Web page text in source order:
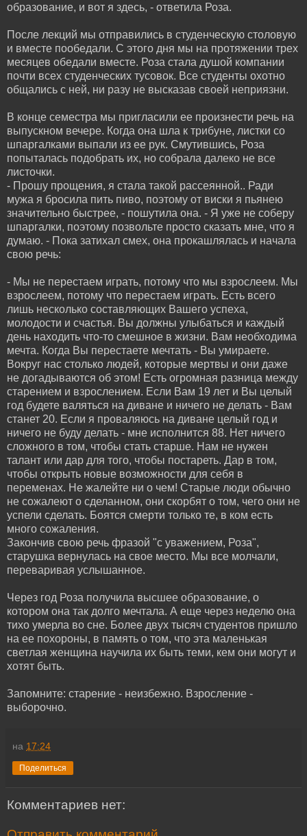
образование, и вот я здесь, - ответила Роза.
После лекций мы отправились в студенческую столовую
и вместе пообедали. С этого дня мы на протяжении трех
месяцев обедали вместе. Роза стала душой компании
почти всех студенческих тусовок. Все студенты охотно
общались с ней, ни разу не высказав своей неприязни.
В конце семестра мы пригласили ее произнести речь на
выпускном вечере. Когда она шла к трибуне, листки со
шпаргалками выпали из ее рук. Смутившись, Роза
попыталась подобрать их, но собрала далеко не все
листочки.
- Прошу прощения, я стала такой рассеянной.. Ради
мужа я бросила пить пиво, поэтому от виски я пьянею
значительно быстрее, - пошутила она. - Я уже не соберу
шпаргалки, поэтому позвольте просто сказать мне, что я
думаю. - Пока затихал смех, она прокашлялась и начала
свою речь:
- Мы не перестаем играть, потому что мы взрослеем. Мы
взрослеем, потому что перестаем играть. Есть всего
лишь несколько составляющих Вашего успеха,
молодости и счастья. Вы должны улыбаться и каждый
день находить что-то смешное в жизни. Вам необходима
мечта. Когда Вы перестаете мечтать - Вы умираете.
Вокруг нас столько людей, которые мертвы и они даже
не догадываются об этом! Есть огромная разница между
старением и взрослением. Если Вам 19 лет и Вы целый
год будете валяться на диване и ничего не делать - Вам
станет 20. Если я проваляюсь на диване целый год и
ничего не буду делать - мне исполнится 88. Нет ничего
сложного в том, чтобы стать старше. Нам не нужен
талант или дар для того, чтобы постареть. Дар в том,
чтобы открыть новые возможности для себя в
переменах. Не жалейте ни о чем! Старые люди обычно
не сожалеют о сделанном, они скорбят о том, чего они не
успели сделать. Боятся смерти только те, в ком есть
много сожаления.
Закончив свою речь фразой "с уважением, Роза",
старушка вернулась на свое место. Мы все молчали,
переваривая услышанное.
Через год Роза получила высшее образование, о
котором она так долго мечтала. А еще через неделю она
тихо умерла во сне. Более двух тысяч студентов пришло
на ее похороны, в память о том, что эта маленькая
светлая женщина научила их быть теми, кем они могут и
хотят быть.
Запомните: старение - неизбежно. Взросление -
выборочно.
на 17:24
Поделиться
Комментариев нет: